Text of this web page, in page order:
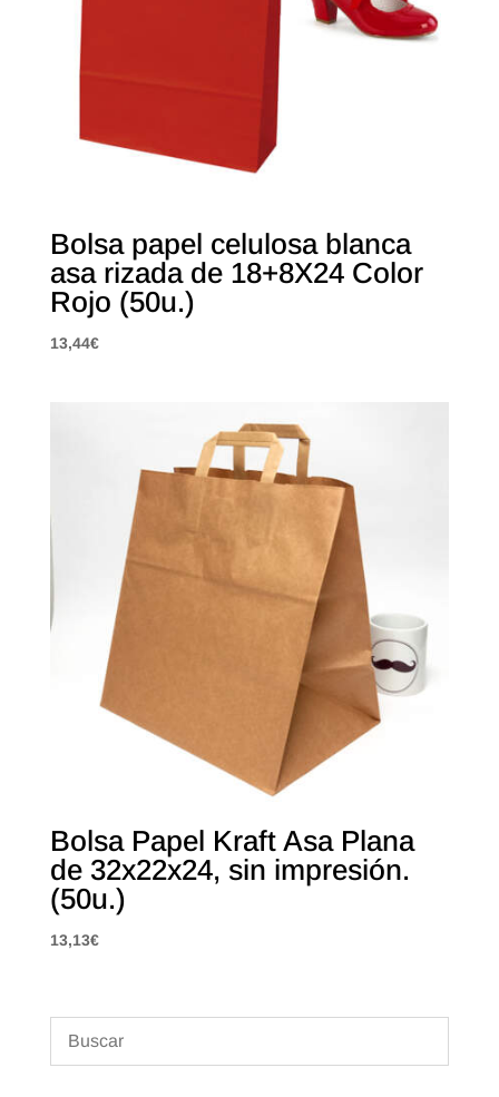
Bolsa papel celulosa blanca
asa rizada de 18+8X24 Color
Rojo (50u.)
13,44€
Bolsa Papel Kraft Asa Plana
de 32x22x24, sin impresión.
(50u.)
13,13€